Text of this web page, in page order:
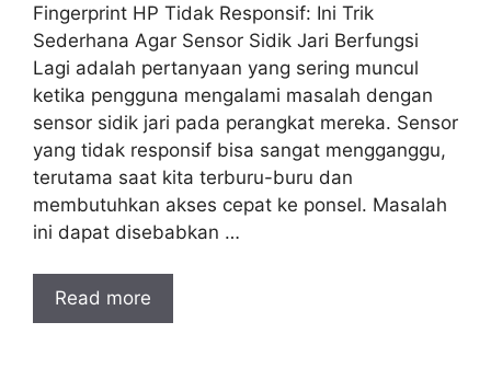
Fingerprint HP Tidak Responsif: Ini Trik
Sederhana Agar Sensor Sidik Jari Berfungsi
Lagi adalah pertanyaan yang sering muncul
ketika pengguna mengalami masalah dengan
sensor sidik jari pada perangkat mereka. Sensor
yang tidak responsif bisa sangat mengganggu,
terutama saat kita terburu-buru dan
membutuhkan akses cepat ke ponsel. Masalah
ini dapat disebabkan …
Read more